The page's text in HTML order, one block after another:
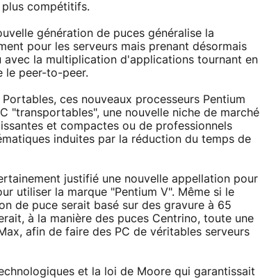
compétitifs.
génération de puces généralise la
pour les serveurs mais prenant désormais
avec la multiplication d'applications tournant en
le peer-to-peer.
ces nouveaux processeurs Pentium
"transportables", une nouvelle niche de marché
et compactes ou de professionnels
induites par la réduction du temps de
justifié une nouvelle appellation pour
utiliser la marque "Pentium V". Même si le
de puce serait basé sur des gravure à 65
à la manière des puces Centrino, toute une
afin de faire des PC de véritables serveurs
et la loi de Moore qui garantissait